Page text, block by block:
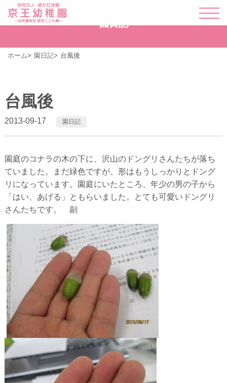
園日記
ホーム 園日記 台風後
台風後
2013-09-17 園日記
園庭のコナラの木の下に、沢山のドングリさんたちが落ち
ていました。まだ緑色ですが、形はもうしっかりとドング
リになっています。園庭にいたところ、年少の男の子から
「はい、あげる」ともらいました。とても可愛いドングリ
さんたちです。 副